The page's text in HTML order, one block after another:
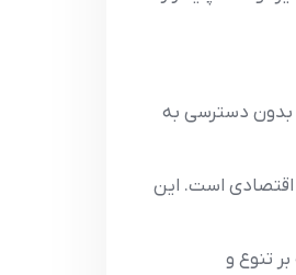
بدون دسترسی به
اقتصادی است. این
تنوع و